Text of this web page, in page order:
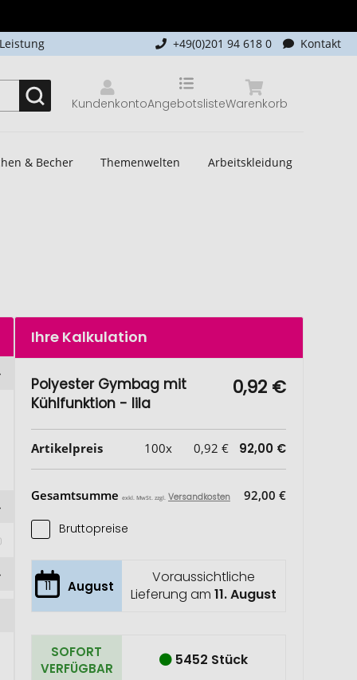
+49(0)201 94 618 0 Kontakt
Kundenkonto Warenkorb
Angebotsliste
& Becher Themenwelten Arbeitskleidung
Ihre Kalkulation
Polyester Gymbag mit
Kühlfunktion - lila
0,92 €
Artikelpreis 100x 0,92 € 92,00 €
Gesamtsumme exkl. MwSt. zzgl. Versandkosten 92,00 €
Bruttopreise
11 August
Voraussichtliche
Lieferung am 11. August
SOFORT
VERFÜGBAR
5452 Stück